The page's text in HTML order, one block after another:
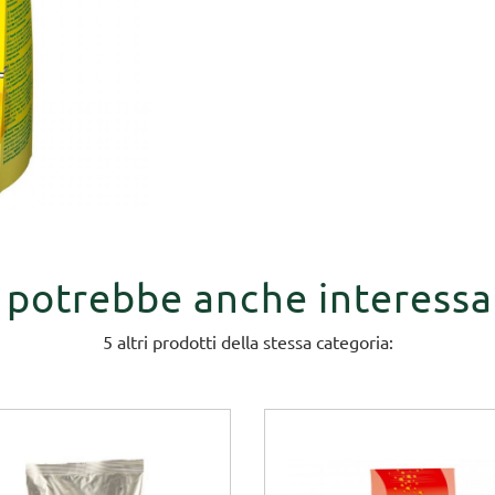
potrebbe anche
5 altri prodotti della stessa categoria: